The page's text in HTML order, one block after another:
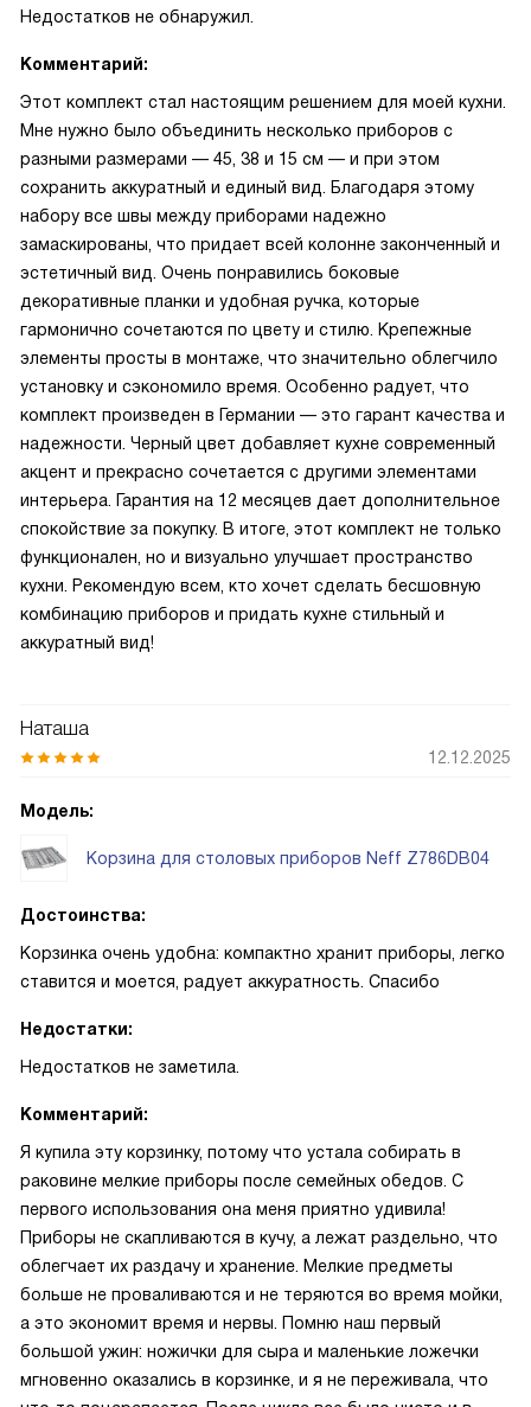
Недостатков не обнаружил.
Комментарий:
Этот комплект стал настоящим решением для моей кухни.
Мне нужно было объединить несколько приборов с
разными размерами — 45, 38 и 15 см — и при этом
сохранить аккуратный и единый вид. Благодаря этому
набору все швы между приборами надежно
замаскированы, что придает всей колонне законченный и
эстетичный вид. Очень понравились боковые
декоративные планки и удобная ручка, которые
гармонично сочетаются по цвету и стилю. Крепежные
элементы просты в монтаже, что значительно облегчило
установку и сэкономило время. Особенно радует, что
комплект произведен в Германии — это гарант качества и
надежности. Черный цвет добавляет кухне современный
акцент и прекрасно сочетается с другими элементами
интерьера. Гарантия на 12 месяцев дает дополнительное
спокойствие за покупку. В итоге, этот комплект не только
функционален, но и визуально улучшает пространство
кухни. Рекомендую всем, кто хочет сделать бесшовную
комбинацию приборов и придать кухне стильный и
аккуратный вид!
Наташа
12.12.2025
Модель:
Корзина для столовых приборов Neff Z786DB04
Достоинства:
Корзинка очень удобна: компактно хранит приборы, легко
ставится и моется, радует аккуратность. Спасибо
Недостатки:
Недостатков не заметила.
Комментарий:
Я купила эту корзинку, потому что устала собирать в
раковине мелкие приборы после семейных обедов. С
первого использования она меня приятно удивила!
Приборы не скапливаются в кучу, а лежат раздельно, что
облегчает их раздачу и хранение. Мелкие предметы
больше не проваливаются и не теряются во время мойки,
а это экономит время и нервы. Помню наш первый
большой ужин: ножички для сыра и маленькие ложечки
мгновенно оказались в корзинке, и я не переживала, что